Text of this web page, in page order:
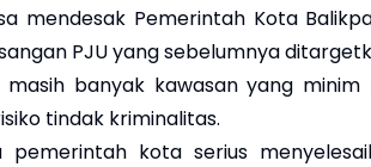
mendesak Pemerintah Kota
PJU yang sebelumnya
masih banyak kawasan yang
tindak kriminalitas.
pemerintah kota serius